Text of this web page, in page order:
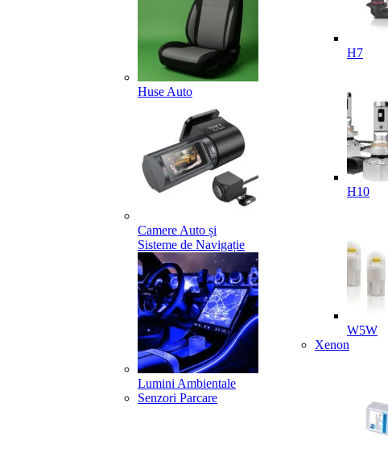
Huse Auto
Camere Auto și
Sisteme de Navigație
Lumini Ambientale
Senzori Parcare
H7
H10
W5W
Xenon